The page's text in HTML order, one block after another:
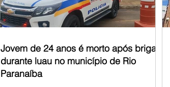
Jovem de 24 anos é morto após briga
durante luau no município de Rio
Paranaíba